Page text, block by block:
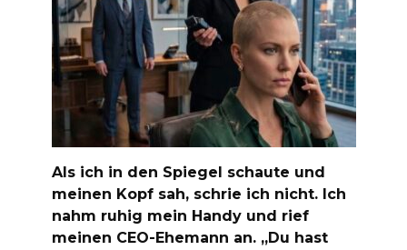
Als ich in den Spiegel schaute und
meinen Kopf sah, schrie ich nicht. Ich
nahm ruhig mein Handy und rief
meinen CEO-Ehemann an. „Du hast